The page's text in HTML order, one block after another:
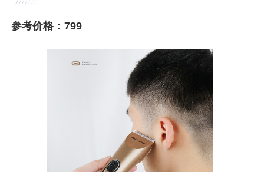
参考价格：799